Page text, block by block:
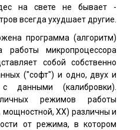
на свете не бывает -
всегда ухудшает другие.
программа (алгоритм)
работы микропроцессора
собой собственно
("софт") и одно, двух и
данными (калибровки).
режимов работы
мощностной, ХХ) различны и
от режима, в котором